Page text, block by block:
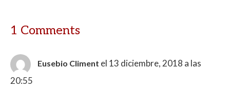
1 Comments
Eusebio Climent el 13 diciembre, 2018 a las
20:55